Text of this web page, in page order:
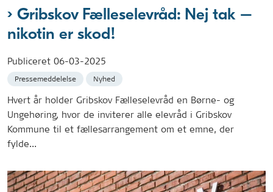
Gribskov Fælleselevråd: Nej tak –
nikotin er skod!
Publiceret 06-03-2025
Pressemeddelelse Nyhed
Hvert år holder Gribskov Fælleselevråd en Børne- og
Ungehøring, hvor de inviterer alle elevråd i Gribskov
Kommune til et fællesarrangement om et emne, der
fylde...